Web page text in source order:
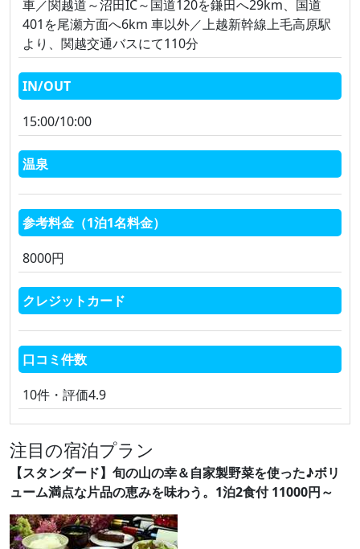
車／関越道～沼田IC～国道120を鎌田へ29km、国道
401を尾瀬方面へ6km 車以外／上越新幹線上毛高原駅
より、関越交通バスにて110分
IN/OUT
15:00/10:00
温泉
参考料金（1泊1名料金）
8000円
クレジットカード
口コミ件数
10件・評価4.9
注目の宿泊プラン
【スタンダード】旬の山の幸＆自家製野菜を使った♪ボリ
ューム満点な片品の恵みを味わう。1泊2食付 11000円～